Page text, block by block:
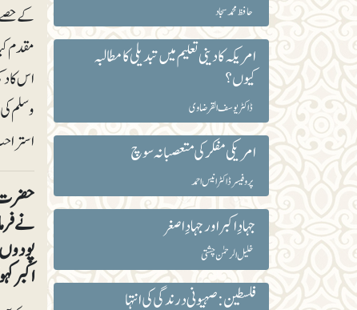
حافظ محمد سجاد
امریکہ کا دینی تعلیم میں تبدیلی کا مطالبہ
کیوں؟
ڈاکٹر یوسف القرضاوی
امریکی مفکر کی متعصبانہ سوچ
پروفیسر ڈاکٹر انیس احمد
جہادِ اکبر اور جہادِ اصغر
خلیل الرحمٰن چشتی
فلسطین : صہیونی درندگی کی انتہا
کے
مقدم
اس کا
وسلم
حضرت
نے
پودوں
اکبر